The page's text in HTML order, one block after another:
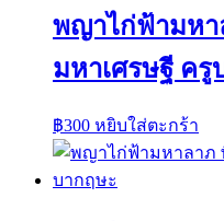
พญาไก่ฟ้ามหา
มหาเศรษฐี ครู
฿300 หยิบใส่ตะกร้า